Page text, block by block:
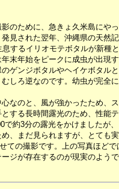
のために、急きょ久米島にや
見された翌年、沖縄県の天然
するイリオモテボタルが新種
末年始をピークに成虫が出現
ゲンジボタルやヘイケボタル
しろ逆なのです。幼虫が完全
なのと、風が強かったため、
する長時間露光のため、性能
約3分の露光をかけましたが
、まだ見られますが、とても
ての撮影です。上の写真ほど
ジが存在するのが現実のようで